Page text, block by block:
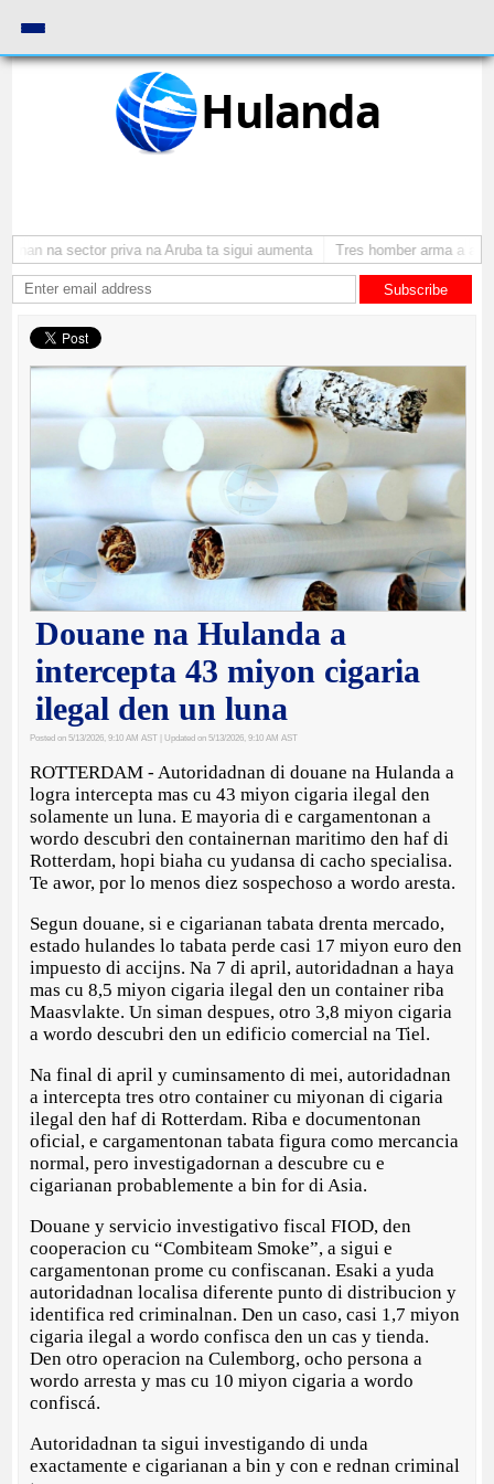
Hulanda
na sector priva na Aruba ta sigui aumenta Tres homber arma a
Subscribe
Douane na Hulanda a
intercepta 43 miyon cigaria
ilegal den un luna
Posted on 5/13/2026, 9:10 AM AST | Updated on 5/13/2026, 9:10 AM AST
ROTTERDAM - Autoridadnan di douane na Hulanda a
logra intercepta mas cu 43 miyon cigaria ilegal den
solamente un luna. E mayoria di e cargamentonan a
wordo descubri den containernan maritimo den haf di
Rotterdam, hopi biaha cu yudansa di cacho specialisa.
Te awor, por lo menos diez sospechoso a wordo aresta.
Segun douane, si e cigarianan tabata drenta mercado,
estado hulandes lo tabata perde casi 17 miyon euro den
impuesto di accijns. Na 7 di april, autoridadnan a haya
mas cu 8,5 miyon cigaria ilegal den un container riba
Maasvlakte. Un siman despues, otro 3,8 miyon cigaria
a wordo descubri den un edificio comercial na Tiel.
Na final di april y cuminsamento di mei, autoridadnan
a intercepta tres otro container cu miyonan di cigaria
ilegal den haf di Rotterdam. Riba e documentonan
oficial, e cargamentonan tabata figura como mercancia
normal, pero investigadornan a descubre cu e
cigarianan probablemente a bin for di Asia.
Douane y servicio investigativo fiscal FIOD, den
cooperacion cu “Combiteam Smoke”, a sigui e
cargamentonan prome cu confiscanan. Esaki a yuda
autoridadnan localisa diferente punto di distribucion y
identifica red criminalnan. Den un caso, casi 1,7 miyon
cigaria ilegal a wordo confisca den un cas y tienda.
Den otro operacion na Culemborg, ocho persona a
wordo arresta y mas cu 10 miyon cigaria a wordo
confiscá.
Autoridadnan ta sigui investigando di unda
exactamente e cigarianan a bin y con e rednan criminal